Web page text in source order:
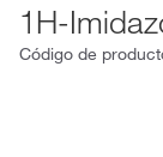
1H-
Código de